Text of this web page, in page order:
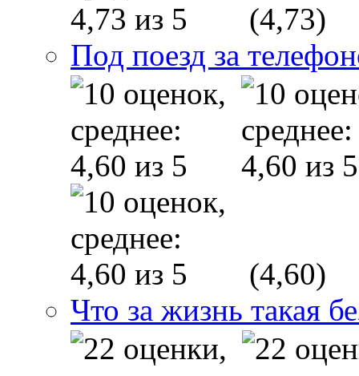
(4,73)
Под поезд за
(4,60)
Что за жизнь такая